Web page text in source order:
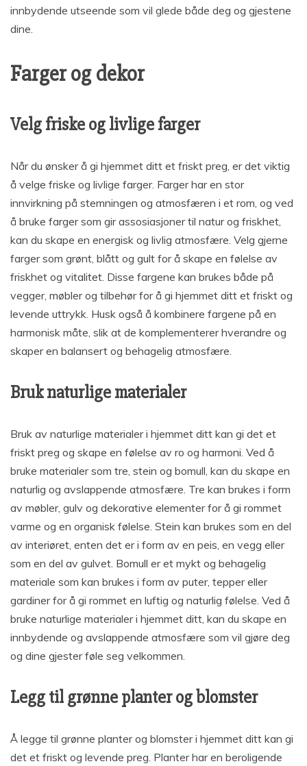
innbydende utseende som vil glede både deg og gjestene
dine.
Farger og dekor
Velg friske og livlige farger
Når du ønsker å gi hjemmet ditt et friskt preg, er det viktig
å velge friske og livlige farger. Farger har en stor
innvirkning på stemningen og atmosfæren i et rom, og ved
å bruke farger som gir assosiasjoner til natur og friskhet,
kan du skape en energisk og livlig atmosfære. Velg gjerne
farger som grønt, blått og gult for å skape en følelse av
friskhet og vitalitet. Disse fargene kan brukes både på
vegger, møbler og tilbehør for å gi hjemmet ditt et friskt og
levende uttrykk. Husk også å kombinere fargene på en
harmonisk måte, slik at de komplementerer hverandre og
skaper en balansert og behagelig atmosfære.
Bruk naturlige materialer
Bruk av naturlige materialer i hjemmet ditt kan gi det et
friskt preg og skape en følelse av ro og harmoni. Ved å
bruke materialer som tre, stein og bomull, kan du skape en
naturlig og avslappende atmosfære. Tre kan brukes i form
av møbler, gulv og dekorative elementer for å gi rommet
varme og en organisk følelse. Stein kan brukes som en del
av interiøret, enten det er i form av en peis, en vegg eller
som en del av gulvet. Bomull er et mykt og behagelig
materiale som kan brukes i form av puter, tepper eller
gardiner for å gi rommet en luftig og naturlig følelse. Ved å
bruke naturlige materialer i hjemmet ditt, kan du skape en
innbydende og avslappende atmosfære som vil gjøre deg
og dine gjester føle seg velkommen.
Legg til grønne planter og blomster
Å legge til grønne planter og blomster i hjemmet ditt kan gi
det et friskt og levende preg. Planter har en beroligende